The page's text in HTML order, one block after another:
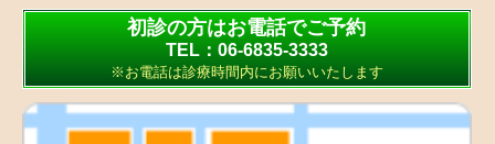
初診の方はお電話でご予約
TEL：06-6835-3333
※お電話は診療時間内にお願いいたします